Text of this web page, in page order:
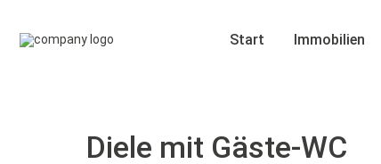
Start Immobilien
Diele mit Gäste-WC